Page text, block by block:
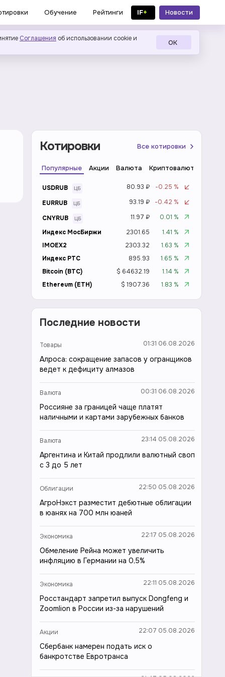
Обучение Рейтинги IF+
Новости
в MAX
Соглашения об использовании cookie и
ОК
Котировки Все котировки
Популярные Акции Валюта Криптовалюта
USDRUB 80.93 ₽
-0.25 %
EURRUB
93.19 ₽
-0.42 %
CNYRUB
11.97 ₽
0.01 %
Индекс МосБиржи
2301.65
1.41 %
IMOEX2
2303.32
1.63 %
Индекс РТС
895.93
1.65 %
Bitcoin (BTC)
$ 64632.19
1.14 %
Ethereum (ETH)
$ 1907.36 1.83 %
Последние новости
Товары 01:31 06.08.2026
Алроса: сокращение запасов у огранщиков
ведет к дефициту алмазов
Валюта 00:31 06.08.2026
Россияне за границей чаще платят
наличными и картами зарубежных банков
Валюта 23:14 05.08.2026
Аргентина и Китай продлили валютный своп
с 3 до 5 лет
Облигации 22:50 05.08.2026
АгроНэкст разместит дебютные облигации
в юанях на 700 млн юаней
Экономика 22:17 05.08.2026
Обмеление Рейна может увеличить
инфляцию в Германии на 0,5%
Экономика 22:11 05.08.2026
Росстандарт запретил выпуск Dongfeng и
Zoomlion в России из-за нарушений
Акции 22:07 05.08.2026
Сбербанк намерен подать иск о
банкротстве Евротранса